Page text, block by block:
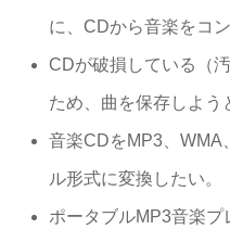
に、CDから音楽をコ
CDが破損している（
ため、曲を保存しよう
音楽CDをMP3、WMA
ル形式に変換したい。
ポータブルMP3音楽